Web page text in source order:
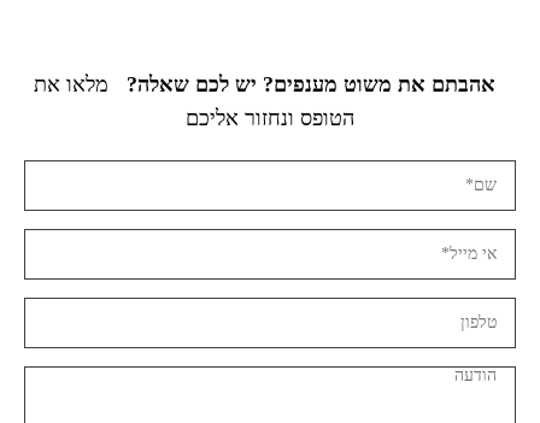
אהבתם את משוט מענפים? יש לכם שאלה?
מלאו את
הטופס ונחזור אליכם